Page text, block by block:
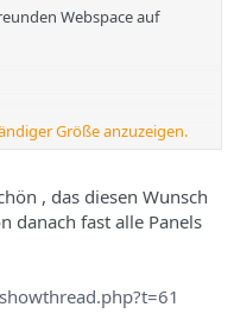
Webspace auf
zuordne (Kunden)
dass ich eine
kann?
Größe anzuzeigen.
, das diesen Wunsch
danach fast alle Panels